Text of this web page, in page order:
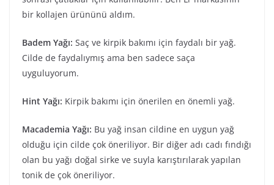
bir kollajen ürününü aldım.
Badem Yağı: Saç ve kirpik bakımı için faydalı bir yağ.
Cilde de faydalıymış ama ben sadece saça
uyguluyorum.
Hint Yağı: Kirpik bakımı için önerilen en önemli yağ.
Macademia Yağı: Bu yağ insan cildine en uygun yağ
olduğu için cilde çok öneriliyor. Bir diğer adı cadı fındığı
olan bu yağı doğal sirke ve suyla karıştırılarak yapılan
tonik de çok öneriliyor.